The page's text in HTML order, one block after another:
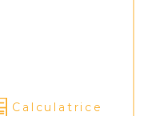
Calculatrice